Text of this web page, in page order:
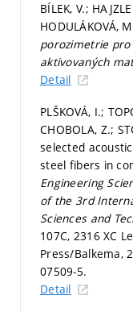
BÍLEK, V.;
HODULÁKOVÁ,
porozimetrie pro
aktivovaných
Detail
PLŠKOVÁ, I.;
CHOBOLA, Z.;
selected
steel fibers in
Engineering
of the 3rd
Sciences and
107C, 2316 XC
Press/Balkema,
07509-5.
Detail